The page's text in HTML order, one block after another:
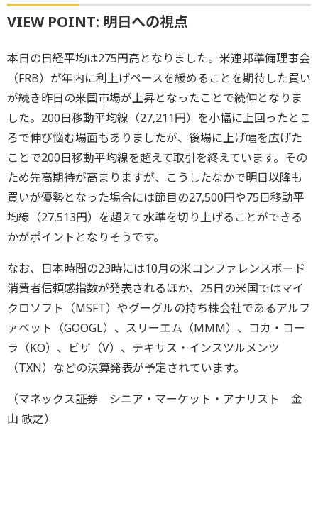
VIEW POINT: 明日への視点
本日の日経平均は275円高となりました。米連邦準備理事会
（FRB）が年内に利上げペースを緩めることを期待した買い
が続き昨日の米国市場が上昇となったことで続伸となりま
した。200日移動平均線（27,211円）を小幅に上回ったとこ
ろで伸び悩む場面もありましたが、後場に上げ幅を広げた
ことで200日移動平均線を超えて取引を終えています。その
ため先高期待が高まりますが、こうしたなかで明日以降も
買いが優勢となった場合には節目の27,500円や75日移動平
均線（27,513円）を超えて水準を切り上げることができる
かがポイントとなりそうです。
なお、日本時間の23時には10月の米コンファレンスボード
消費者信頼感指数が発表されるほか、25日の米国ではマイ
クロソフト（MSFT）やグーグルの持ち株会社であるアルフ
ァベット（GOOGL）、スリーエム（MMM）、コカ・コー
ラ（KO）、ビザ（V）、テキサス・インスツルメンツ
（TXN）などの決算発表が予定されています。
（マネックス証券 シニア・マーケット・アナリスト 金
山 敏之）